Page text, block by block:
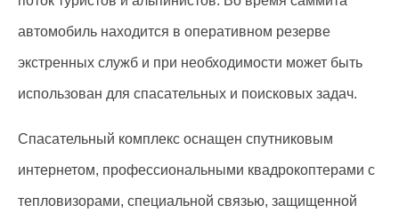
автомобиль находится в оперативном резерве
экстренных служб и при необходимости может быть
использован для спасательных и поисковых задач.
Спасательный комплекс оснащен спутниковым
интернетом, профессиональными квадрокоптерами с
тепловизорами, специальной связью, защищенной